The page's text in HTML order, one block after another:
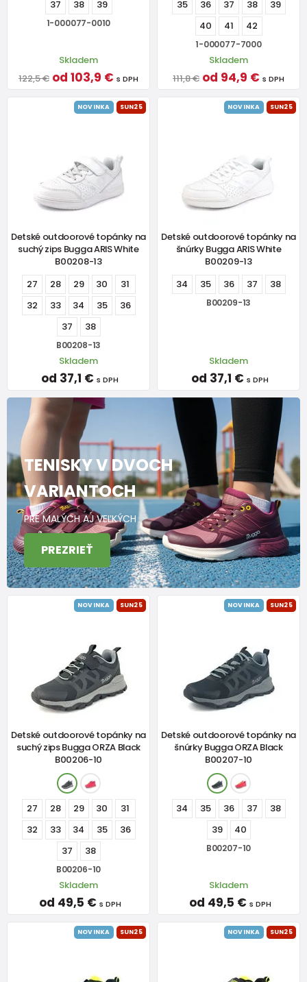
37 38 39
1-000077-0010
Skladem
122,5 € od 103,9 € s DPH
35 36 37 38
39
40
41 42
1-000077-7000
Skladem
111,8 € od 94,9 € s DPH
NOVINKA SUN25
Detské outdoorové topánky na
suchý zips Bugga ARIS White
B00208-13
27
28 29 30
31
32
33 34 35
36
37
38
B00208-13
Skladem
od 37,1 € s DPH
NOVINKA SUN25
Detské outdoorové topánky na
šnúrky Bugga ARIS White
B00209-13
34
35 36 37 38
B00209-13
Skladem
od 37,1 € s DPH
TENISKY V DVOCH
VARIANTOCH
PRE MALÝCH AJ VEĽKÝCH
PREZRIEŤ
NOVINKA SUN25
Detské outdoorové topánky na
suchý zips Bugga ORZA Black
B00206-10
27 28 29 30
31
32
33 34 35
36
37
38
B00206-10
Skladem
od 49,5 € s DPH
NOVINKA SUN25
Detské outdoorové topánky na
šnúrky Bugga ORZA Black
B00207-10
34 35 36 37
38
39
40
B00207-10
Skladem
od 49,5 € s DPH
NOVINKA SUN25 NOVINKA SUN25